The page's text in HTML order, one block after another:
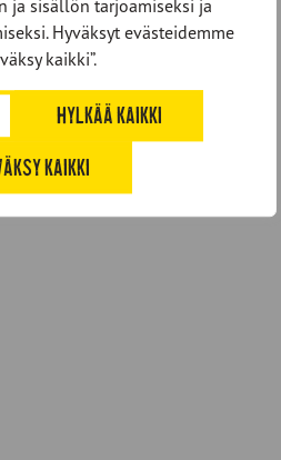
ja sisällön tarjoamiseksi ja
Hyväksyt evästeidemme
kaikki”.
HYLKÄÄ KAIKKI
KAIKKI
tuotteet